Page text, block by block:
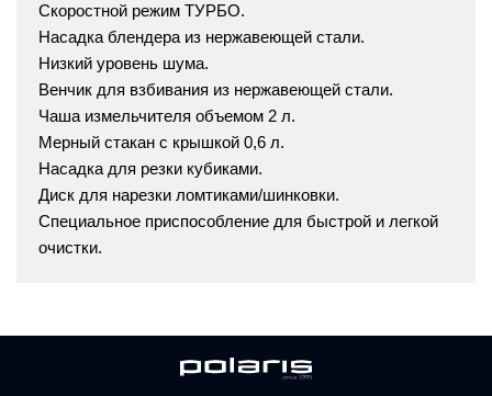
Скоростной режим ТУРБО.
Насадка блендера из нержавеющей стали.
Низкий уровень шума.
Венчик для взбивания из нержавеющей стали.
Чаша измельчителя объемом 2 л.
Мерный стакан с крышкой 0,6 л.
Насадка для резки кубиками.
Диск для нарезки ломтиками/шинковки.
Специальное приспособление для быстрой и легкой
очистки.